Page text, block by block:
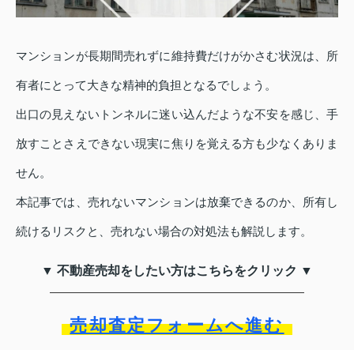
マンションが長期間売れずに維持費だけがかさむ状況は、所
有者にとって大きな精神的負担となるでしょう。
出口の見えないトンネルに迷い込んだような不安を感じ、手
放すことさえできない現実に焦りを覚える方も少なくありま
せん。
本記事では、売れないマンションは放棄できるのか、所有し
続けるリスクと、売れない場合の対処法も解説します。
▼ 不動産売却をしたい方はこちらをクリック ▼
売却査定フォームへ進む